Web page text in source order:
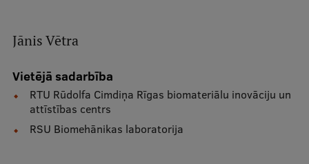
Pētniecība
Jānis Vētra
Vietējā sadarbība
RTU Rūdolfa Cimdiņa Rīgas biomateriālu inovāciju un
attīstības centrs
RSU Biomehānikas laboratorija